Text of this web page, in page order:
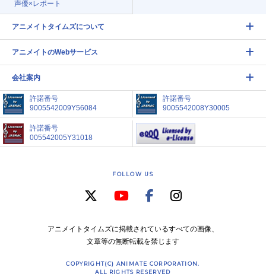
声優×レポート
アニメイトタイムズについて
アニメイトのWebサービス
会社案内
許諾番号
9005542009Y56084
許諾番号
9005542008Y30005
許諾番号
005542005Y31018
FOLLOW US
アニメイトタイムズに掲載されているすべての画像、
文章等の無断転載を禁じます
COPYRIGHT(C) ANIMATE CORPORATION.
ALL RIGHTS RESERVED